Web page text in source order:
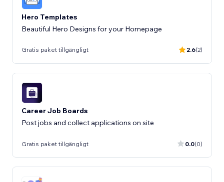
Hero Templates
Beautiful Hero Designs for your Homepage
Gratis paket tillgängligt 2.6(2)
Career Job Boards
Post jobs and collect applications on site
Gratis paket tillgängligt 0.0(0)